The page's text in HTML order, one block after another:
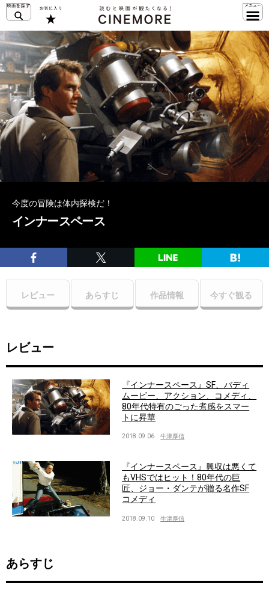
今度の冒険は体内探検だ！
インナースペース
レビュー あらすじ 作品情報 今すぐ観る
レビュー
『インナースペース』SF、バディ
ムービー、アクション、コメディ、
80年代特有のごった煮感をスマー
トに昇華
2018.09.06 牛津厚信
『インナースペース』興収は悪くて
もVHSではヒット！80年代の巨
匠、ジョー・ダンテが贈る名作SF
コメディ
2018.09.10 牛津厚信
あらすじ